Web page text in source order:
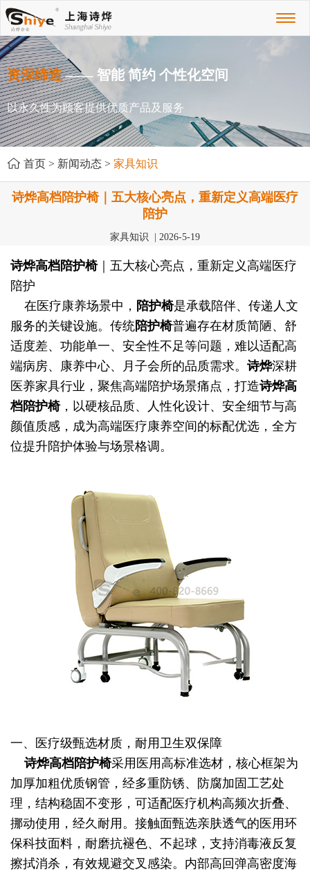
资深缔造—— 智能 简约 个性化空间
以永久性为顾客提供优质产品及服务
首页 > 新闻动态 > 家具知识
诗烨高档陪护椅｜五大核心亮点，重新定义高端医疗
陪护
家具知识 | 2026-5-19
诗烨高档陪护椅｜五大核心亮点，重新定义高端医疗
陪护
在医疗康养场景中， 陪护椅是承载陪伴、传递人文
服务的关键设施。传统陪护椅普遍存在材质简陋、舒
适度差、功能单一、安全性不足等问题，难以适配高
端病房、康养中心、月子会所的品质需求。 诗烨深耕
医养家具行业，聚焦高端陪护场景痛点，打造诗烨高
档陪护椅，以硬核品质、人性化设计、安全细节与高
颜值质感，成为高端医疗康养空间的标配优选，全方
位提升陪护体验与场景格调。
一、医疗级甄选材质，耐用卫生双保障
诗烨高档陪护椅采用医用高标准选材，核心框架为
加厚加粗优质钢管，经多重防锈、防腐加固工艺处
理，结构稳固不变形，可适配医疗机构高频次折叠、
挪动使用，经久耐用。接触面甄选亲肤透气的医用环
保科技面料，耐磨抗褪色、不起球，支持消毒液反复
擦拭消杀，有效规避交叉感染。内部高回弹高密度海